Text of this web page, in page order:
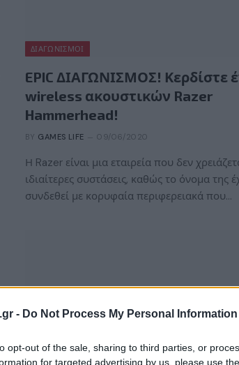
- Do Not Process My Personal Information
opt-out of the sale, sharing to third parties, or
for targeted advertising by us, please use
ΔΙΑΓΩΝΙΣΜΟΊ
EPIC ΔΙΑΓΩΝΙΣΜΟΣ! Κερδίστε
wireless ακουστικών Razer
Hammerhead!
BY GAMES LIFE 09/06/2020
Η Razer είναι μια εταιρεία που δεν
ιδιαίτερες συστάσεις, καθώς το όνομα της
συνδεθεί με κορυφαία περιφερειακά που…